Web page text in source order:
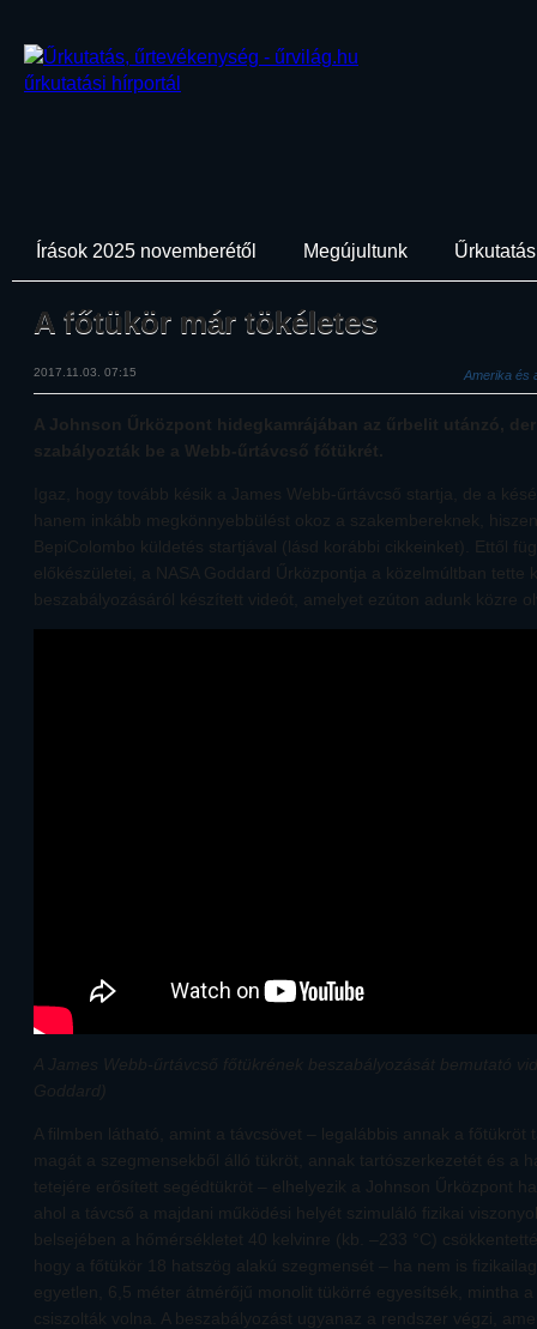
Írások 2025 novemberétől Megújultunk
A főtükör már tökéletes
2017.11.03. 07:15 Amerika és
A Johnson Űrközpont hidegkamrájában az űrbelit utánzó,
szabályozták be a Webb-űrtávcső főtükrét.
Igaz, hogy tovább késik a James Webb-űrtávcső startja, de a
hanem inkább megkönnyebbülést okoz a szakembereknek,
BepiColombo küldetés startjával (lásd korábbi cikkeinket). Ettől
előkészületei, a NASA Goddard Űrközpontja a közelmúltban tette
beszabályozásáról készített videót, amelyet ezúton adunk közre
A James Webb-űrtávcső főtükrének beszabályozását bemutató
Goddard)
A filmben látható, amint a távcsövet – legalábbis annak a főtükröt
magát a szegmensekből álló tükröt, annak tartószerkezetét és a
tetejére erősített segédtükröt – elhelyezik a Johnson Űrközpont
ahol a távcső a majdani működési helyét szimuláló fizikai
belsejében a hőmérsékletet 40 kelvinre (kb. –233 °C)
hogy a főtükör 18 hatszög alakú szegmensét – ha nem is
egyetlen, 6,5 méter átmérőjű monolit tükörré egyesítsék, mintha
csiszolták volna. A beszabályozást ugyanaz a rendszer végzi,